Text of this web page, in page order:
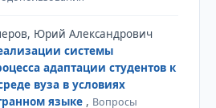
Юрий Александрович
системы
адаптации студентов к
вуза в условиях
языке , Вопросы